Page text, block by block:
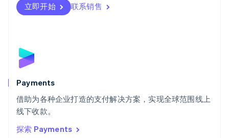
立即开始 联系销售
Payments
借助为各种企业打造的支付解决方案，实现全球范围线上
线下收款。
探索 Payments
瑞士
DeutschFrançais
English
斯洛文尼亚
泰国
ไทยEnglish
希腊
English
西班牙